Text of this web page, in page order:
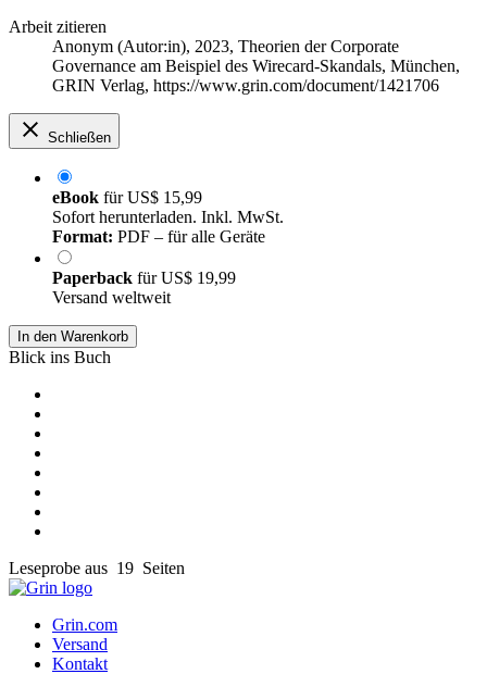
Arbeit zitieren
Anonym (Autor:in), 2023, Theorien der Corporate
Governance am Beispiel des Wirecard-Skandals, München,
GRIN Verlag, https://www.grin.com/document/1421706
Schließen
eBook fürUS$ 15,99
Sofort herunterladen. Inkl. MwSt.
Format: PDF – für alle Geräte
Paperback fürUS$ 19,99
Versand weltweit
In den Warenkorb
Blick ins Buch
Leseprobe aus 19 Seiten
Grin.com
Versand
Kontakt